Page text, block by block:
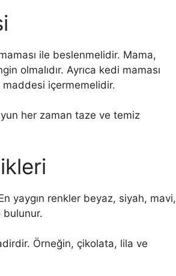
ile beslenmelidir. Mama,
olmalıdır. Ayrıca kedi maması
içermemelidir.
her zaman taze ve temiz
yaygın renkler beyaz, siyah, mavi,
bulunur.
Örneğin, çikolata, lila ve